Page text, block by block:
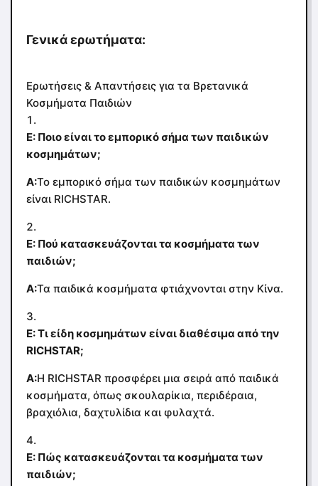
Γενικά ερωτήματα:
Ερωτήσεις & Απαντήσεις για τα Βρετανικά
Κοσμήματα Παιδιών
Ε: Ποιο είναι το εμπορικό σήμα των παιδικών
κοσμημάτων;
Α:Το εμπορικό σήμα των παιδικών κοσμημάτων
είναι RICHSTAR.
Ε: Πού κατασκευάζονται τα κοσμήματα των
παιδιών;
Α:Τα παιδικά κοσμήματα φτιάχνονται στην Κίνα.
Ε: Τι είδη κοσμημάτων είναι διαθέσιμα από την
RICHSTAR;
Α:Η RICHSTAR προσφέρει μια σειρά από παιδικά
κοσμήματα, όπως σκουλαρίκια, περιδέραια,
βραχιόλια, δαχτυλίδια και φυλαχτά.
Ε: Πώς κατασκευάζονται τα κοσμήματα των
παιδιών;